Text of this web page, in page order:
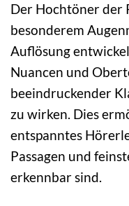
Der Hochtöner der
besonderem
Auflösung
Nuancen und
beeindruckender
zu wirken. Dies
entspanntes
Passagen und
erkennbar sind.